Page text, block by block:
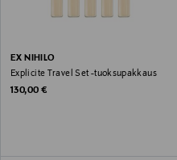
EX NIHILO
Explicite Travel Set -tuoksupakkaus
Original Price
130,00 €